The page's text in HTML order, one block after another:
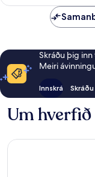
Skráðu þig
Meiri
Innskrá
Um hverfið